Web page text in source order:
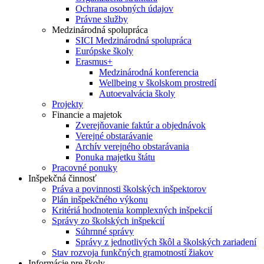
Ochrana osobných údajov
Právne služby
Medzinárodná spolupráca
SICI Medzinárodná spolupráca
Európske školy
Erasmus+
Medzinárodná konferencia
Wellbeing v školskom prostredí
Autoevalvácia školy
Projekty
Financie a majetok
Zverejňovanie faktúr a objednávok
Verejné obstarávanie
Archív verejného obstarávania
Ponuka majetku štátu
Pracovné ponuky
Inšpekčná činnosť
Práva a povinnosti školských inšpektorov
Plán inšpekčného výkonu
Kritériá hodnotenia komplexných inšpekcií
Správy zo školských inšpekcií
Súhrnné správy
Správy z jednotlivých škôl a školských zariadení
Stav rozvoja funkčných gramotností žiakov